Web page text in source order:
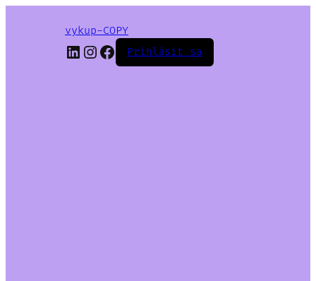
vykup-COPY
LinkedIn
Instagram
Facebook
Prihlásiť sa